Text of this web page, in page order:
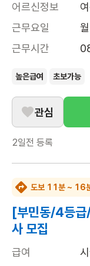
어르신정보
근무요일
근무시간
높은급여 초보가능
관심
2일전 등록
도보 11분 ~ 16
[부민동/4등
사 모집
급여